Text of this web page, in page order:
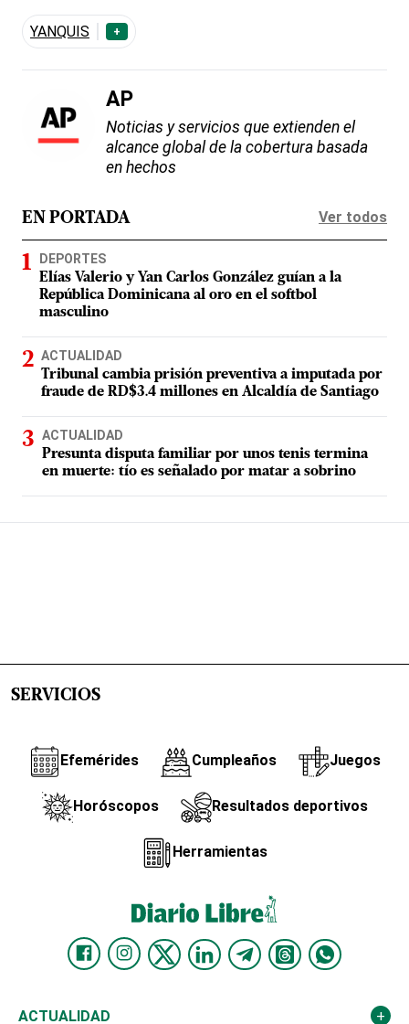
YANQUIS +
AP
Noticias y servicios que extienden el
alcance global de la cobertura basada
en hechos
EN PORTADA Ver todos
DEPORTES
Elías Valerio y Yan Carlos González guían a la
República Dominicana al oro en el softbol
masculino
ACTUALIDAD
Tribunal cambia prisión preventiva a imputada por
fraude de RD$3.4 millones en Alcaldía de Santiago
ACTUALIDAD
Presunta disputa familiar por unos tenis termina
en muerte: tío es señalado por matar a sobrino
SERVICIOS
Efemérides Cumpleaños Juegos
Horóscopos Resultados deportivos
Herramientas
ACTUALIDAD